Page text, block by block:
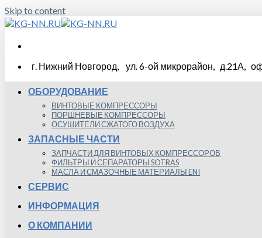
Skip to content
г. Нижний Новгород, ул. 6-ой микрорайон, д.21А,
ОБОРУДОВАНИЕ
ВИНТОВЫЕ КОМПРЕССОРЫ
ПОРШНЕВЫЕ КОМПРЕССОРЫ
ОСУШИТЕЛИ СЖАТОГО ВОЗДУХА
ЗАПАСНЫЕ ЧАСТИ
ЗАПЧАСТИ ДЛЯ ВИНТОВЫХ КОМПРЕССОРОВ
ФИЛЬТРЫ И СЕПАРАТОРЫ SOTRAS
МАСЛА И СМАЗОЧНЫЕ МАТЕРИАЛЫ ENI
СЕРВИС
ИНФОРМАЦИЯ
О КОМПАНИИ